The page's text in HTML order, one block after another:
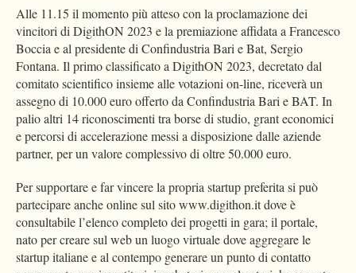
Alle 11.15 il momento più atteso con la proclamazione dei
vincitori di DigithON 2023 e la premiazione affidata a Francesco
Boccia e al presidente di Confindustria Bari e Bat, Sergio
Fontana. Il primo classificato a DigithON 2023, decretato dal
comitato scientifico insieme alle votazioni on-line, riceverà un
assegno di 10.000 euro offerto da Confindustria Bari e BAT. In
palio altri 14 riconoscimenti tra borse di studio, grant economici
e percorsi di accelerazione messi a disposizione dalle aziende
partner, per un valore complessivo di oltre 50.000 euro.
Per supportare e far vincere la propria startup preferita si può
partecipare anche online sul sito www.digithon.it dove è
consultabile l’elenco completo dei progetti in gara; il portale,
nato per creare sul web un luogo virtuale dove aggregare le
startup italiane e al contempo generare un punto di contatto